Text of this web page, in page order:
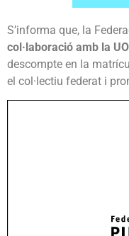
S’informa que, la
col·laboració amb la
descompte en la
el col·lectiu federat i